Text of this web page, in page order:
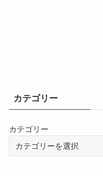
カテゴリー
カテゴリー